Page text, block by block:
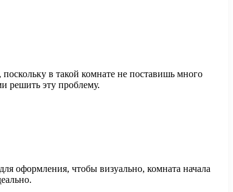
в такой комнате не поставишь много
решить эту проблему.
оформления, чтобы визуально, комната начала